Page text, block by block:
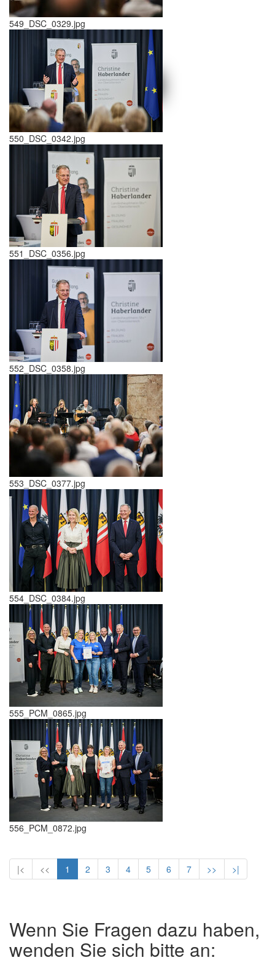
schließen X
>>
549_DSC_0329.jpg
550_DSC_0342.jpg
551_DSC_0356.jpg
552_DSC_0358.jpg
553_DSC_0377.jpg
554_DSC_0384.jpg
555_PCM_0865.jpg
556_PCM_0872.jpg
|< << 1 2 3 4 5 6 7 >> >|
Wenn Sie Fragen dazu haben,
wenden Sie sich bitte an: